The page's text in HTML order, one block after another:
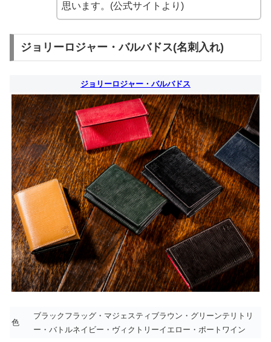
思います。(公式サイトより)
ジョリーロジャー・バルバドス(名刺入れ)
ジョリーロジャー・バルバドス
色
ブラックフラッグ・マジェスティブラウン・グリーンテリトリ
ー・バトルネイビー・ヴィクトリーイエロー・ポートワイン